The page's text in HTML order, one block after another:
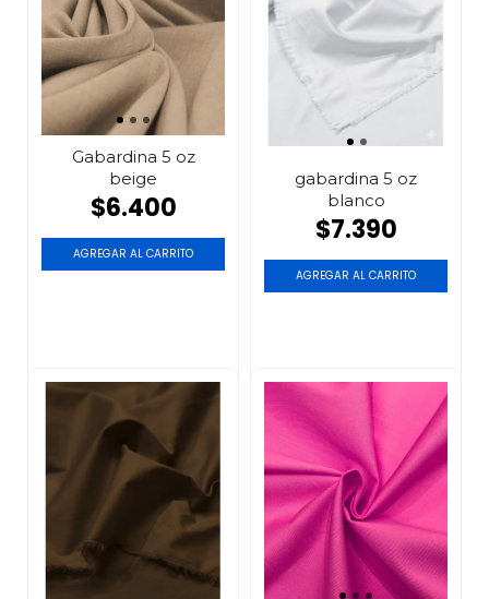
Gabardina 5 oz
beige
$6.400
AGREGAR AL CARRITO
gabardina 5 oz
blanco
$7.390